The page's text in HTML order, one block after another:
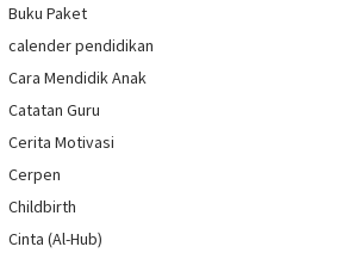
Buku Paket
calender pendidikan
Cara Mendidik Anak
Catatan Guru
Cerita Motivasi
Cerpen
Childbirth
Cinta (Al-Hub)